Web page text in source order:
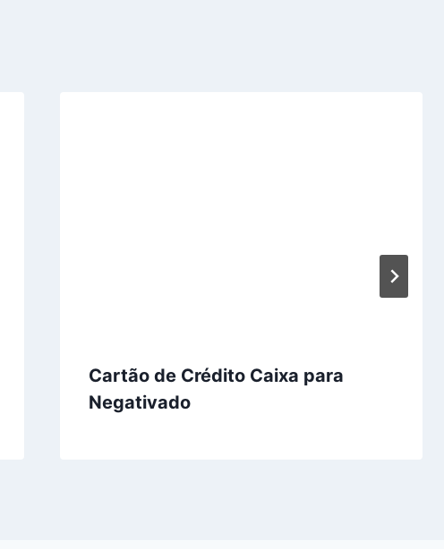
Cartão de Crédito Caixa para
Negativado